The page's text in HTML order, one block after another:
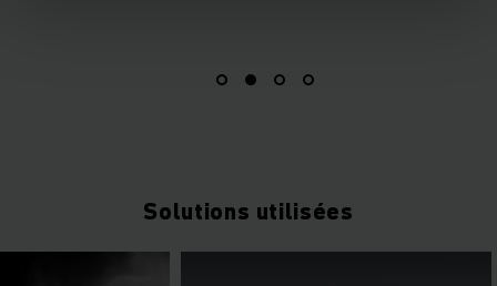
Solutions utilisées